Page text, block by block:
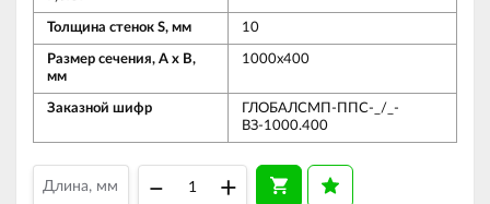
Толщина стенок S, мм 10
Размер сечения, А х В,
мм
1000х400
Заказной шифр
ГЛОБАЛСМП-ППС-_/_-
ВЗ-1000.400
– +